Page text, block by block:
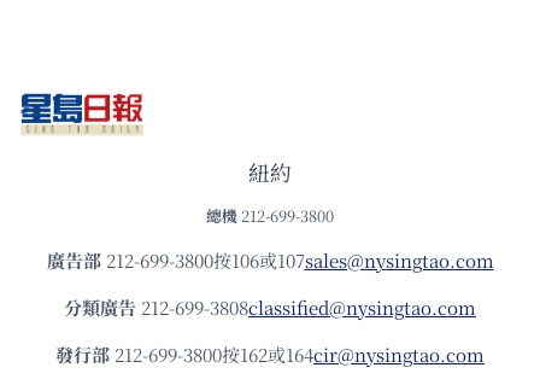
紐約
總機 212-699-3800
廣告部212-699-3800按106或107sales@nysingtao.com
分類廣告 212-699-3808classified@nysingtao.com
發⾏部 212-699-3800按162或164cir@nysingtao.com